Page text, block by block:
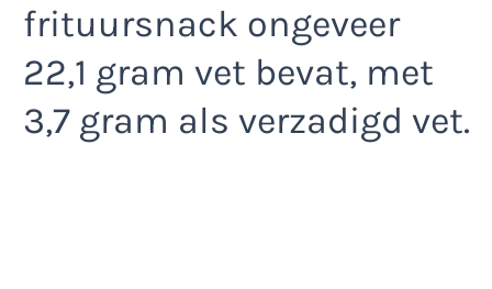
frituursnack ongeveer
22,1 gram vet bevat, met
3,7 gram als verzadigd vet.